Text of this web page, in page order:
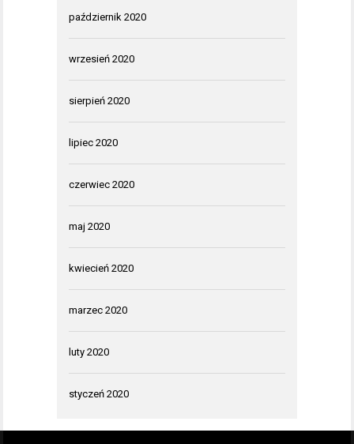
październik 2020
wrzesień 2020
sierpień 2020
lipiec 2020
czerwiec 2020
maj 2020
kwiecień 2020
marzec 2020
luty 2020
styczeń 2020